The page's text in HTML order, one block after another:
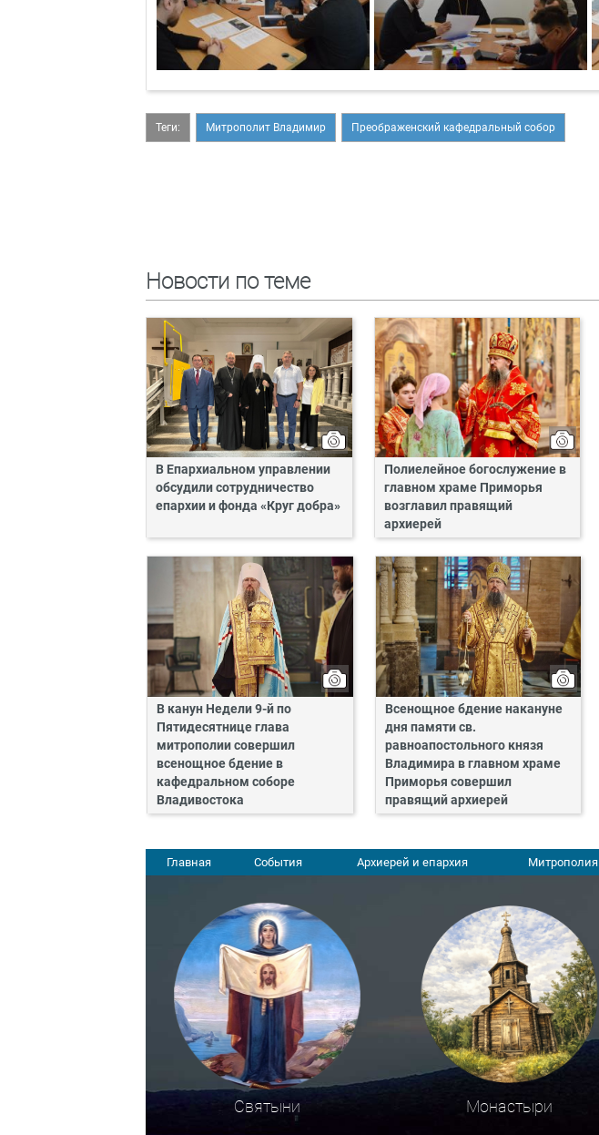
Теги: Митрополит Владимир Преображенский кафедральный собор
Новости по теме
В Епархиальном управлении
обсудили сотрудничество
епархии и фонда «Круг добра»
Полиелейное богослужение в
главном храме Приморья
возглавил правящий
архиерей
В канун Недели 9-й по
Пятидесятнице глава
митрополии совершил
всенощное бдение в
кафедральном соборе
Владивостока
Всенощное бдение накануне
дня памяти св.
равноапостольного князя
Владимира в главном храме
Приморья совершил
правящий архиерей
Главная События Архиерей и епархия Митрополия
Святыни Монастыри